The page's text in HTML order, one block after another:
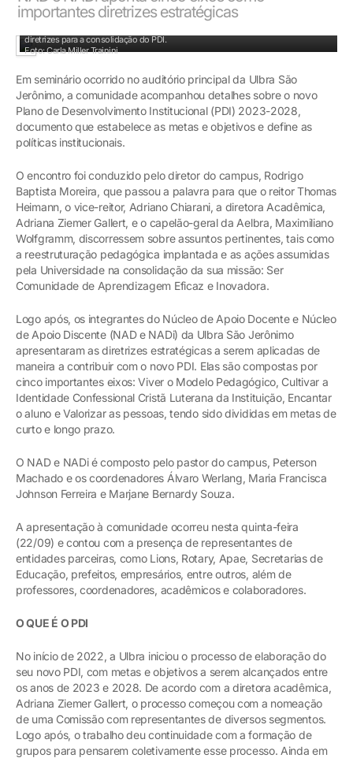
importantes diretrizes estratégicas
diretrizes para a consolidação do PDI.
Foto: Carla Miller Trainini
Em seminário ocorrido no auditório principal da Ulbra São
Jerônimo, a comunidade acompanhou detalhes sobre o novo
Plano de Desenvolvimento Institucional (PDI) 2023-2028,
documento que estabelece as metas e objetivos e define as
políticas institucionais.
O encontro foi conduzido pelo diretor do campus, Rodrigo
Baptista Moreira, que passou a palavra para que o reitor Thomas
Heimann, o vice-reitor, Adriano Chiarani, a diretora Acadêmica,
Adriana Ziemer Gallert, e o capelão-geral da Aelbra, Maximiliano
Wolfgramm, discorressem sobre assuntos pertinentes, tais como
a reestruturação pedagógica implantada e as ações assumidas
pela Universidade na consolidação da sua missão: Ser
Comunidade de Aprendizagem Eficaz e Inovadora.
Logo após, os integrantes do Núcleo de Apoio Docente e Núcleo
de Apoio Discente (NAD e NADi) da Ulbra São Jerônimo
apresentaram as diretrizes estratégicas a serem aplicadas de
maneira a contribuir com o novo PDI. Elas são compostas por
cinco importantes eixos: Viver o Modelo Pedagógico, Cultivar a
Identidade Confessional Cristã Luterana da Instituição, Encantar
o aluno e Valorizar as pessoas, tendo sido divididas em metas de
curto e longo prazo.
O NAD e NADi é composto pelo pastor do campus, Peterson
Machado e os coordenadores Álvaro Werlang, Maria Francisca
Johnson Ferreira e Marjane Bernardy Souza.
A apresentação à comunidade ocorreu nesta quinta-feira
(22/09) e contou com a presença de representantes de
entidades parceiras, como Lions, Rotary, Apae, Secretarias de
Educação, prefeitos, empresários, entre outros, além de
professores, coordenadores, acadêmicos e colaboradores.
O QUE É O PDI
No início de 2022, a Ulbra iniciou o processo de elaboração do
seu novo PDI, com metas e objetivos a serem alcançados entre
os anos de 2023 e 2028. De acordo com a diretora acadêmica,
Adriana Ziemer Gallert, o processo começou com a nomeação
de uma Comissão com representantes de diversos segmentos.
Logo após, o trabalho deu continuidade com a formação de
grupos para pensarem coletivamente esse processo. Ainda em